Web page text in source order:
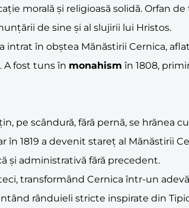
morală și religioasă solidă. Orfan
de sine și al slujirii lui Hristos.
în obștea Mănăstirii Cernica,
fost tuns în monahism în 1808,
pe scândură, fără pernă, se hrănea
în 1819 a devenit stareț al Mănăstirii
și administrativă fără precedent.
transformând Cernica într-un
rânduieli stricte inspirate din